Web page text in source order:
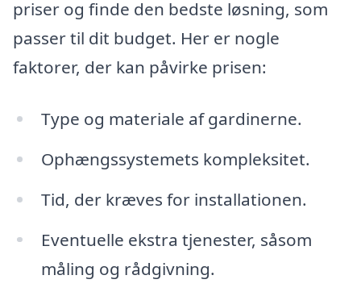
priser og finde den bedste løsning, som
passer til dit budget. Her er nogle
faktorer, der kan påvirke prisen:
Type og materiale af gardinerne.
Ophængssystemets kompleksitet.
Tid, der kræves for installationen.
Eventuelle ekstra tjenester, såsom
måling og rådgivning.